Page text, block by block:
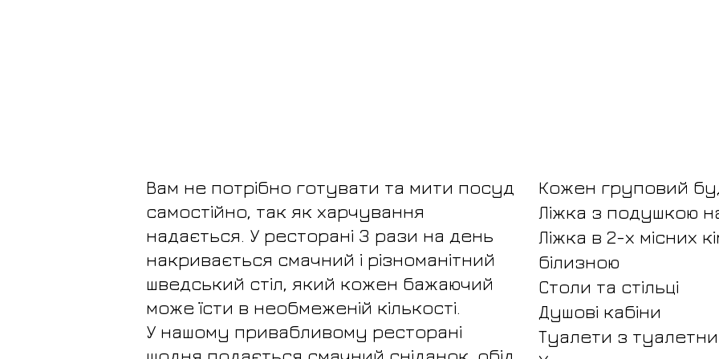
Вам не потрібно готувати та мити посуд
самостійно, так як харчування
надається. У ресторані 3 рази на день
накривається смачний і різноманітний
шведський стіл, який кожен бажаючий
може їсти в необмеженій кількості.
У нашому привабливому ресторані
Кожен груповий
Ліжка з подушкою
Ліжка в 2-х місних
білизною
Столи та стільці
Душові кабіни
Туалети з